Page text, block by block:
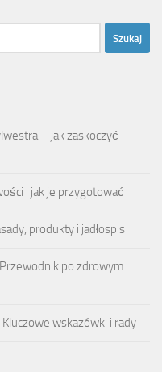
– jak zaskoczyć
i jak je przygotować
produkty i jadłospis
po zdrowym
Kluczowe wskazówki i rady